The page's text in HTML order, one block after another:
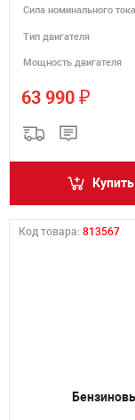
Сила номинального
Тип двигателя
Мощность двигателя
63 990 ₽
Купить
Код товара: 813567